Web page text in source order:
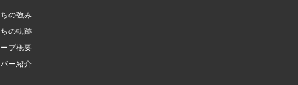
の強み
の軌跡
プ概要
ー紹介